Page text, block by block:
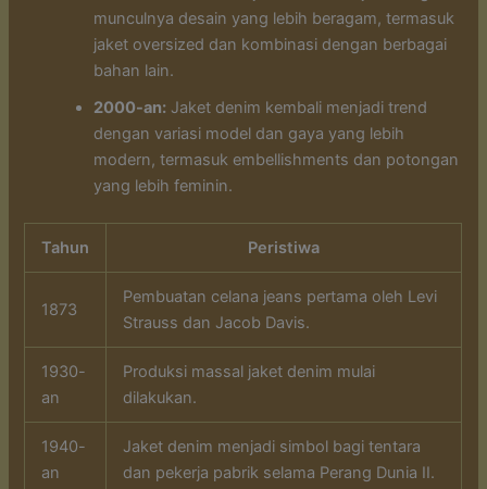
munculnya desain yang lebih beragam, termasuk
jaket oversized dan kombinasi dengan berbagai
bahan lain.
2000-an: Jaket denim kembali menjadi trend
dengan variasi model dan gaya yang lebih
modern, termasuk embellishments dan potongan
yang lebih feminin.
Tahun Peristiwa
1873
Pembuatan celana jeans pertama oleh Levi
Strauss dan Jacob Davis.
1930-
an
Produksi massal jaket denim mulai
dilakukan.
1940-
an
Jaket denim menjadi simbol bagi tentara
dan pekerja pabrik selama Perang Dunia II.